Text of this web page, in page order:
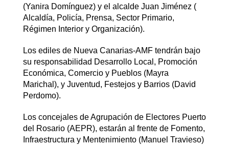
(Yanira Domínguez) y el alcalde Juan Jiménez (
Alcaldía, Policía, Prensa, Sector Primario,
Régimen Interior y Organización).
Los ediles de Nueva Canarias-AMF tendrán bajo
su responsabilidad Desarrollo Local, Promoción
Económica, Comercio y Pueblos (Mayra
Marichal), y Juventud, Festejos y Barrios (David
Perdomo).
Los concejales de Agrupación de Electores Puerto
del Rosario (AEPR), estarán al frente de Fomento,
Infraestructura y Mentenimiento (Manuel Travieso)